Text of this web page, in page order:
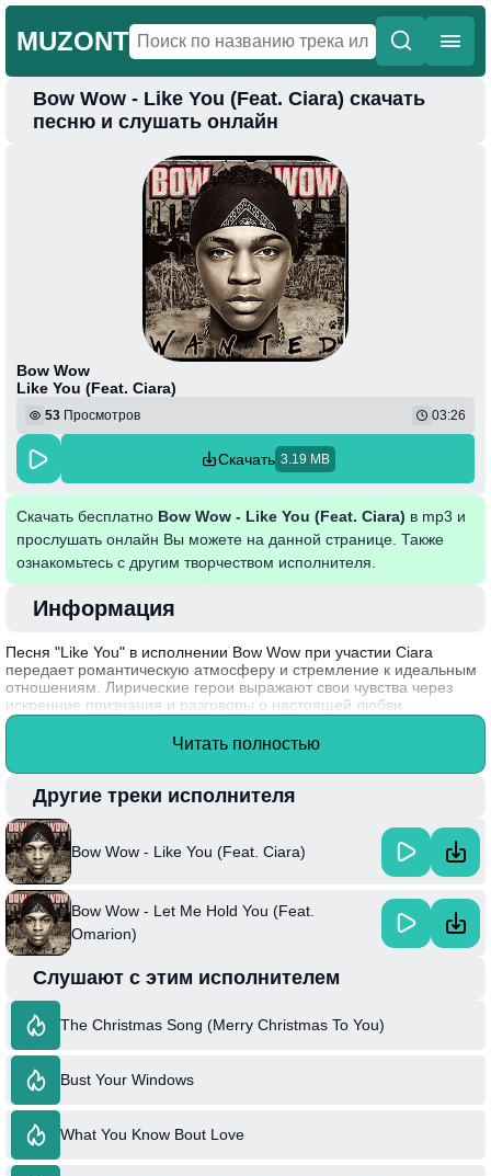
MUZONT
Главная
Bow Wow - Like You (Feat. Ciara) скачать
песню и слушать онлайн
Bow Wow
Like You (Feat. Ciara)
53 Просмотров 03:26
Скачать 3.19 MB
Скачать бесплатно Bow Wow - Like You (Feat. Ciara) в mp3 и
прослушать онлайн Вы можете на данной странице. Также
ознакомьтесь с другим творчеством исполнителя.
Информация
Песня "Like You" в исполнении Bow Wow при участии Ciara
передает романтическую атмосферу и стремление к идеальным
отношениям. Лирические герои выражают свои чувства через
искренние признания и разговоры о настоящей любви,
демонстрируя важность взаимопонимания и поддержки.
Музыкальная композиция сочетает элементы хип-хопа и R&B,
стремящихся найти друг друга.
Интересный факт: песня стала одним из самых успешных
синглов Bow Wow, достигнув высоких позиций в чартах и закрепив
за артистом статус поп-звезды в начале 2000-х годов.
Читать полностью
Другие треки исполнителя
Bow Wow - Like You (Feat. Ciara)
Bow Wow - Let Me Hold You (Feat.
Omarion)
Слушают с этим исполнителем
The Christmas Song (Merry Christmas To You)
Bust Your Windows
What You Know Bout Love